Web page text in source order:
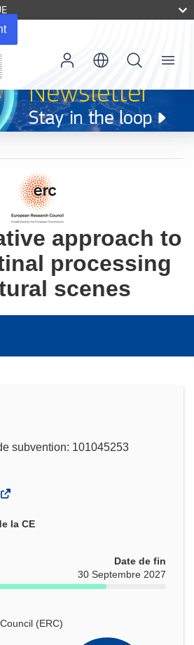
Menu
approach to
processing
scenes
subvention: 101045253
la CE
Date de fin
30 Septembre 2027
(ERC)